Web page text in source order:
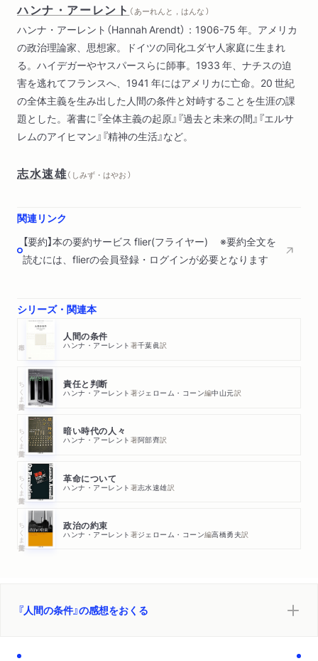
ハンナ・アーレント （ あーれんと，はんな ）
ハンナ・アーレント（Hannah Arendt）：1906-75 年。アメリカ
の政治理論家、思想家。ドイツの同化ユダヤ人家庭に生まれ
る。ハイデガーやヤスパースらに師事。1933 年、ナチスの迫
害を逃れてフランスへ、1941 年にはアメリカに亡命。20 世紀
の全体主義を生み出した人間の条件と対峙することを生涯の課
題とした。著書に『全体主義の起原』『過去と未来の間』『エルサ
レムのアイヒマン』『精神の生活』など。
志水速雄（ しみず・はやお ）
関連リンク
【要約】本の要約サービス flier(フライヤー) ※要約全文を
読むには、flierの会員登録・ログインが必要となります
シリーズ・関連本
人間の条件
ハンナ・アーレント 著千葉眞訳
ちくま学芸文庫 責任と判断
ハンナ・アーレント 著ジェローム・コーン編中山元訳
ちくま学芸文庫 暗い時代の人々
ハンナ・アーレント 著阿部齊訳
ちくま学芸文庫 革命について
ハンナ・アーレント 著志水速雄訳
ちくま学芸文庫 政治の約束
ハンナ・アーレント 著ジェローム・コーン編高橋勇夫訳
『人間の条件』の感想をおくる